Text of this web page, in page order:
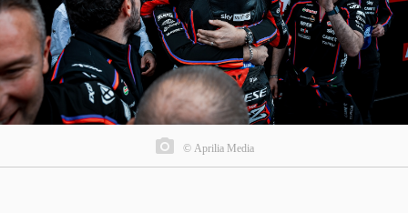
© Aprilia Media